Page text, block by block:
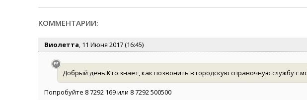
КОММЕНТАРИИ:
Виолетта, 11 Июня 2017 (16:45)
Добрый день.Кто знает, как позвонить в городскую справочную службу с
Попробуйте 8 7292 169 или 8 7292 500500